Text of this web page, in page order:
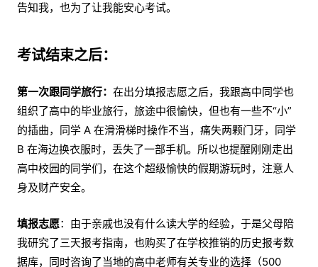
告知我，也为了让我能安心考试。
考试结束之后：
第一次跟同学旅行： 在出分填报志愿之后，我跟高中同学也
组织了高中的毕业旅行，旅途中很愉快，但也有一些不“小”
的插曲，同学 A 在滑滑梯时操作不当，痛失两颗门牙，同学
B 在海边换衣服时，丢失了一部手机。所以也提醒刚刚走出
高中校园的同学们，在这个超级愉快的假期游玩时，注意人
身及财产安全。
填报志愿：由于亲戚也没有什么读大学的经验，于是父母陪
我研究了三天报考指南，也购买了在学校推销的历史报考数
据库，同时咨询了当地的高中老师有关专业的选择（500